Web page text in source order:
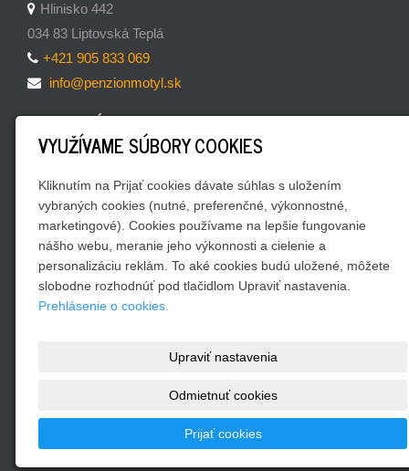
Hlinisko 442
034 83 Liptovská Teplá
+421 905 833 069
info@penzionmotyl.sk
OBĽUBENÉ ODKAZY
Rezervácia
Vydavateľstvo Motýľ
Kontakty
Všeobecné obchodné podmienky a reklamačný poriadok
SOCIÁLNE SIETE
Pre spoločnosť Liptov way, s.r.o. vytvorili
VYUŽÍVAME SÚBORY COOKIES
Kliknutím na Prijať cookies dávate súhlas s uložením
vybraných cookies (nutné, preferenčné, výkonnostné,
marketingové). Cookies používame na lepšie fungovanie
nášho webu, meranie jeho výkonnosti a cielenie a
personalizáciu reklám. To aké cookies budú uložené, môžete
slobodne rozhodnúť pod tlačidlom Upraviť nastavenia.
Prehlásenie o cookies.
Upraviť nastavenia
Odmietnuť cookies
Prijať cookies